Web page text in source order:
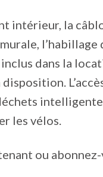
intérieur, la
dans la
les vélos.
ou